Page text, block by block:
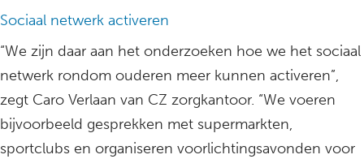
Sociaal netwerk activeren
“We zijn daar aan het onderzoeken hoe we het sociaal
netwerk rondom ouderen meer kunnen activeren”,
zegt Caro Verlaan van CZ zorgkantoor. “We voeren
bijvoorbeeld gesprekken met supermarkten,
sportclubs en organiseren voorlichtingsavonden voor